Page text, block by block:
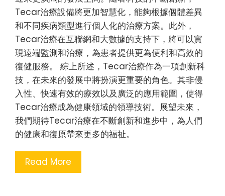
Tecar治療設備將更加智慧化，能夠根據個體差異
和不同疾病類型進行個人化的治療方案。此外，
Tecar治療在互聯網和大數據的支持下，將可以實
現遠端監測和治療，為患者提供更為便利和高效的
復健服務。 綜上所述，Tecar治療作為一項創新科
技，在未來的發展中將扮演更重要的角色。其非侵
入性、快速有效的療效以及廣泛的應用範圍，使得
Tecar治療成為健康領域的領導技術。展望未來，
我們期待Tecar治療在不斷創新和進步中，為人們
的健康和復原帶來更多的福祉。
Read More